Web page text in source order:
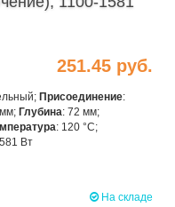
251.45 руб.
Присоединение:
Глубина: 72 мм;
: 120 °C;
Вт
На складе